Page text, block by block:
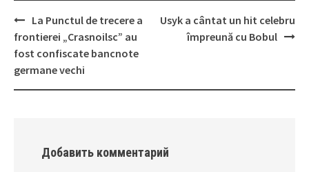
Post
navigation
La Punctul de trecere a
frontierei „Crasnoilsc” au
fost confiscate bancnote
germane vechi
Usyk a cântat un hit celebru
împreună cu Bobul
Добавить комментарий